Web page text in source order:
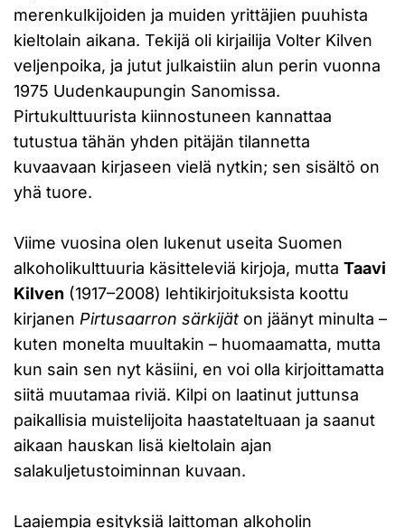
merenkulkijoiden ja muiden yrittäjien puuhista
kieltolain aikana. Tekijä oli kirjailija Volter Kilven
veljenpoika, ja jutut julkaistiin alun perin vuonna
1975 Uudenkaupungin Sanomissa.
Pirtukulttuurista kiinnostuneen kannattaa
tutustua tähän yhden pitäjän tilannetta
kuvaavaan kirjaseen vielä nytkin; sen sisältö on
yhä tuore.
Viime vuosina olen lukenut useita Suomen
alkoholikulttuuria käsitteleviä kirjoja, mutta Taavi
Kilven (1917–2008) lehtikirjoituksista koottu
kirjanen Pirtusaarron särkijät on jäänyt minulta –
kuten monelta muultakin – huomaamatta, mutta
kun sain sen nyt käsiini, en voi olla kirjoittamatta
siitä muutamaa riviä. Kilpi on laatinut juttunsa
paikallisia muistelijoita haastateltuaan ja saanut
aikaan hauskan lisä kieltolain ajan
salakuljetustoiminnan kuvaan.
Laajempia esityksiä laittoman alkoholin